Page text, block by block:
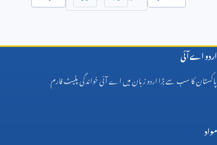
اردو اے آئی
پاکستان کا سب سے بڑا اردو زبان میں اے آئی خواندگی پلیٹ فارم
مواد